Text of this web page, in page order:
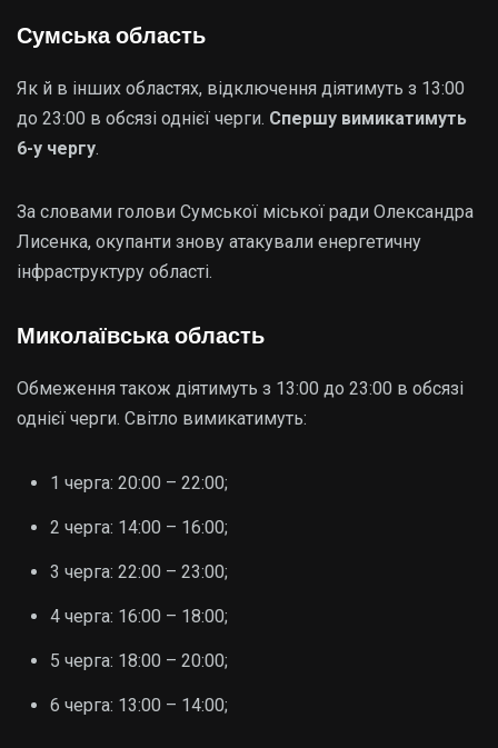
Сумська область
Як й в інших областях, відключення діятимуть з 13:00
до 23:00 в обсязі однієї черги. Спершу вимикатимуть
6-у чергу.
За словами голови Сумської міської ради Олександра
Лисенка, окупанти знову атакували енергетичну
інфраструктуру області.
Миколаївська область
Обмеження також діятимуть з 13:00 до 23:00 в обсязі
однієї черги. Світло вимикатимуть:
1 черга: 20:00 – 22:00;
2 черга: 14:00 – 16:00;
3 черга: 22:00 – 23:00;
4 черга: 16:00 – 18:00;
5 черга: 18:00 – 20:00;
6 черга: 13:00 – 14:00;